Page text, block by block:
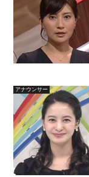
アナウンサー